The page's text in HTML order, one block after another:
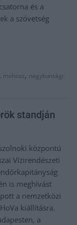
és a
a szövetség
, mohosz, nagykunsági-
standján
központú
Vízirendészeti
is meghívást
a nemzetközi
kiállításra.
a